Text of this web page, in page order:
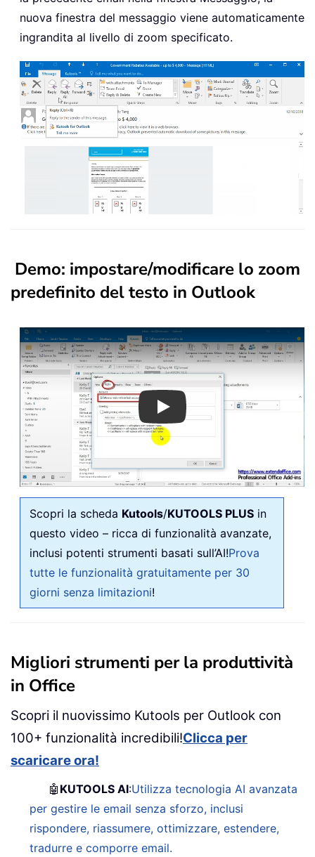
nuova finestra del messaggio viene automaticamente
ingrandita al livello di zoom specificato.
Demo: impostare/modificare lo zoom
predefinito del testo in Outlook
Play
Scopri la scheda Kutools/KUTOOLS PLUS in
questo video – ricca di funzionalità avanzate,
inclusi potenti strumenti basati sull’AI!Prova
tutte le funzionalità gratuitamente per 30
giorni senza limitazioni!
Migliori strumenti per la produttività
in Office
Scopri il nuovissimo Kutools per Outlook con
100+ funzionalità incredibili!Clicca per
scaricare ora!
🤖 KUTOOLS AI:Utilizza tecnologia AI avanzata
per gestire le email senza sforzo, inclusi
rispondere, riassumere, ottimizzare, estendere,
tradurre e comporre email.